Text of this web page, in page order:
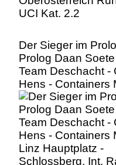
Der Sieger im
Prolog Daan
Team Deschacht -
Hens - Containers
Linz Hauptplatz -
Schlossberg, Int.
Oberösterreich
UCI Kat. 2.2